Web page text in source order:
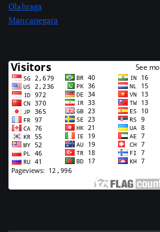
Olahraga
Mancanegara